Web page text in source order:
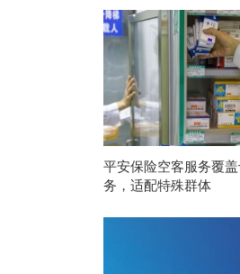
平安保险空客服务覆
务，适配特殊群体